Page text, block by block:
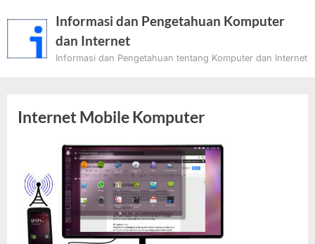
Informasi dan Pengetahuan Komputer
dan Internet
Informasi dan Pengetahuan tentang Komputer dan Internet
Internet Mobile Komputer